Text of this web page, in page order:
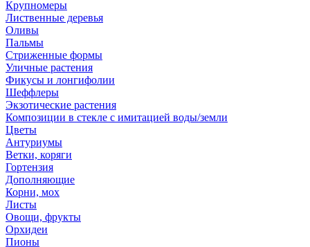
Крупномеры
Лиственные деревья
Оливы
Пальмы
Стриженные формы
Уличные растения
Фикусы и лонгифолии
Шеффлеры
Экзотические растения
Композиции в стекле с имитацией воды/земли
Цветы
Антуриумы
Ветки, коряги
Гортензия
Дополняющие
Корни, мох
Листы
Овощи, фрукты
Орхидеи
Пионы